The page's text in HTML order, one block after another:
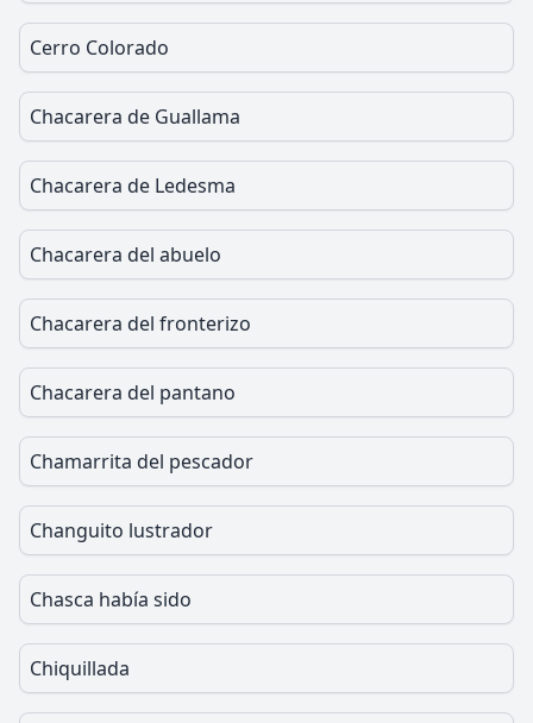
Cerro Colorado
Chacarera de Guallama
Chacarera de Ledesma
Chacarera del abuelo
Chacarera del fronterizo
Chacarera del pantano
Chamarrita del pescador
Changuito lustrador
Chasca había sido
Chiquillada